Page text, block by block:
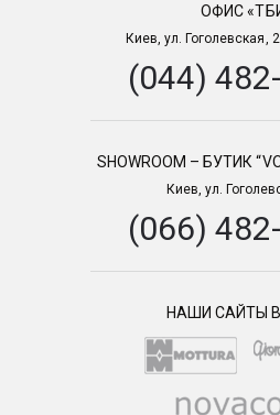
ОФИС
Киев, ул. Гоголевская,
(044)
SHOWROOM – БУТИК
Киев, ул.
(066)
НАШИ САЙТЫ